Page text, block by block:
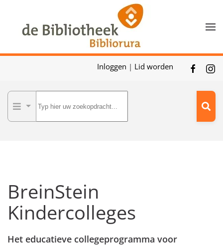
Skip to main content
Inloggen | Lid worden
BreinStein
Kindercolleges
Het educatieve collegeprogramma voor